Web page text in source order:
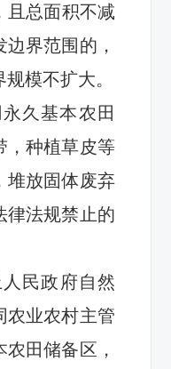
且总面积不减
边界范围 的，
模不扩大。
久基本农田
，种植草皮等
堆放固体废弃
律法规禁止的
民政府自然
农业农村主管
田储备区，